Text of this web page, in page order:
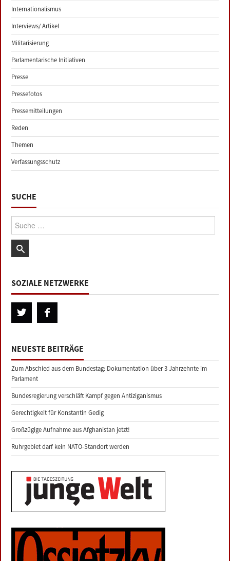
Internationalismus
Interviews/ Artikel
Militarisierung
Parlamentarische Initiativen
Presse
Pressefotos
Pressemitteilungen
Reden
Themen
Verfassungsschutz
SUCHE
Suche:
SOZIALE NETZWERKE
NEUESTE BEITRÄGE
Zum Abschied aus dem Bundestag: Dokumentation über 3 Jahrzehnte im
Parlament
Bundesregierung verschläft Kampf gegen Antiziganismus
Gerechtigkeit für Konstantin Gedig
Großzügige Aufnahme aus Afghanistan jetzt!
Ruhrgebiet darf kein NATO-Standort werden